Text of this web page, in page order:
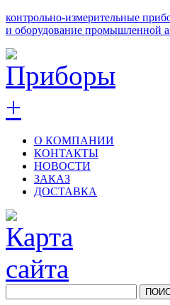
контрольно-измерительные
и оборудование промышленной
О КОМПАНИИ
КОНТАКТЫ
НОВОСТИ
ЗАКАЗ
ДОСТАВКА